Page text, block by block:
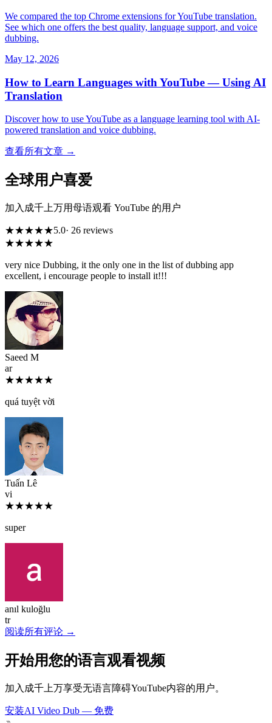
We compared the top Chrome extensions for YouTube translation.
See which one offers the best quality, language support, and voice
dubbing.
May 12, 2026
How to Learn Languages with YouTube — Using AI
Translation
Discover how to use YouTube as a language learning tool with AI-
powered translation and voice dubbing.
查看所有文章 →
全球用户喜爱
加入成千上万用母语观看 YouTube 的用户
★★★★★5.0· 26 reviews
★★★★★
very nice Dubbing, it the only one in the list of dubbing app
excellent, i encourage people to install it!!!
Saeed M
ar
★★★★★
quá tuyệt vời
Tuấn Lê
vi
★★★★★
super
anıl kuloğlu
tr
阅读所有评论 →
开始用您的语言观看视频
加入成千上万享受无语言障碍YouTube内容的用户。
安装AI Video Dub — 免费